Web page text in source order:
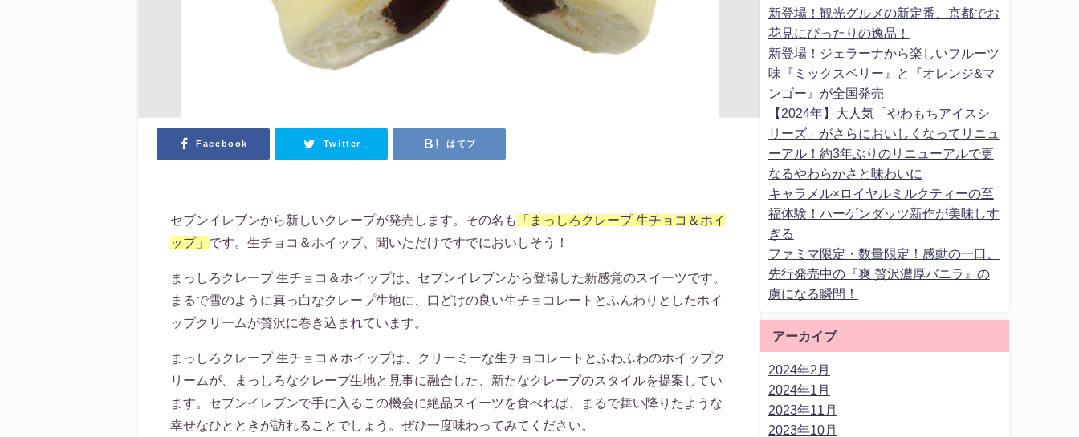
Facebook Twitter はてブ
セブンイレブンから新しいクレープが発売します。その名も
「まっしろクレープ 生チョコ＆ホイ
ップ」 です。生チョコ＆ホイップ、聞いただけですでにおいしそう！
まっしろクレープ 生チョコ＆ホイップは、セブンイレブンから登場した新感覚のスイーツです。
まるで雪のように真っ白なクレープ生地に、口どけの良い生チョコレートとふんわりとしたホイ
ップクリームが贅沢に巻き込まれています。
まっしろクレープ 生チョコ＆ホイップは、クリーミーな生チョコレートとふわふわのホイップク
リームが、まっしろなクレープ生地と見事に融合した、新たなクレープのスタイルを提案してい
ます。セブンイレブンで手に入るこの機会に絶品スイーツを食べれば、まるで舞い降りたような
幸せなひとときが訪れることでしょう。ぜひ一度味わってみてください。
新登場！観光グルメの新定番、京都でお
花見にぴったりの逸品！
新登場！ジェラーナから楽しいフルーツ
味『ミックスベリー』と『オレンジ&マ
ンゴー』が全国発売
【2024年】大人気「やわもちアイスシ
リーズ」がさらにおいしくなってリニュ
ーアル！約3年ぶりのリニューアルで更
なるやわらかさと味わいに
キャラメル×ロイヤルミルクティーの至
福体験！ハーゲンダッツ新作が美味しす
ぎる
ファミマ限定・数量限定！感動の一口、
先行発売中の『爽 贅沢濃厚バニラ』の
虜になる瞬間！
アーカイブ
2024年2月
2024年1月
2023年11月
2023年10月